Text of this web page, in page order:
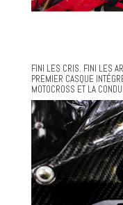
FINI LES CRIS. FINI LES
PREMIER CASQUE
MOTOCROSS ET LA